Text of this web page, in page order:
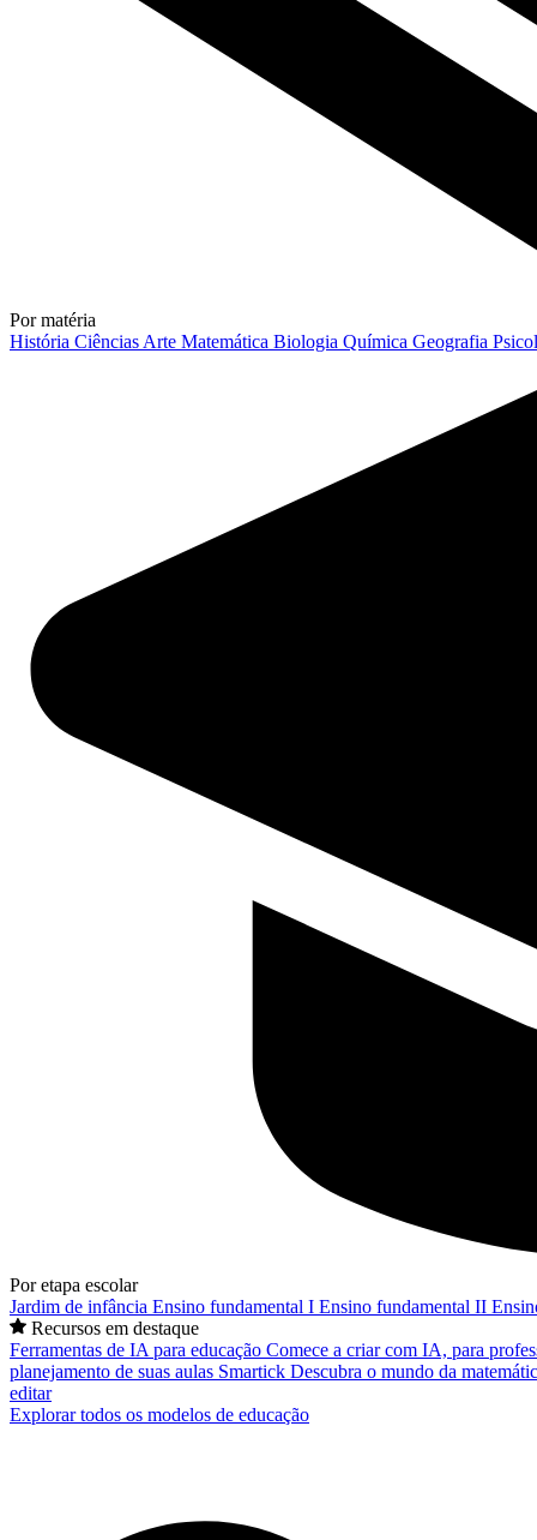
Por matéria
História Ciências Arte Matemática Biologia Química Geografia
Por etapa escolar
Jardim de infância Ensino fundamental I Ensino fundamental II
Recursos em destaque
Ferramentas de IA para educação Comece a criar com IA, para
planejamento de suas aulas Smartick Descubra o mundo da
editar
Explorar todos os modelos de educação